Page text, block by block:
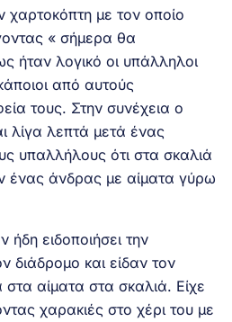
με τον οποίο
« σήμερα θα
ήταν λογικό οι υπάλληλοι
από αυτούς
τους. Στην συνέχεια ο
λίγα λεπτά μετά ένας
υπαλλήλους ότι στα σκαλιά
ένας άνδρας με αίματα γύρω
ήδη ειδοποιήσει την
διάδρομο και είδαν τον
αίματα στα σκαλιά. Είχε
χαρακιές στο χέρι του με